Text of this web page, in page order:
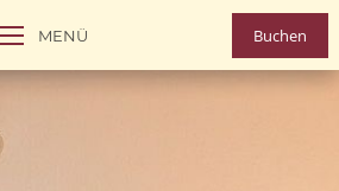
MENÜ Buchen